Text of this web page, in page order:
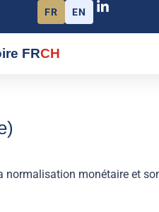
FR EN
FRCH
normalisation monétaire et